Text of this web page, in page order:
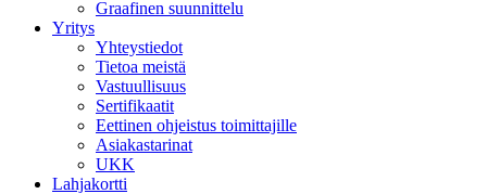
Graafinen suunnittelu
Yritys
Yhteystiedot
Tietoa meistä
Vastuullisuus
Sertifikaatit
Eettinen ohjeistus toimittajille
Asiakastarinat
UKK
Lahjakortti